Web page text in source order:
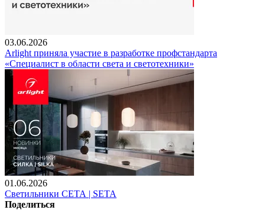
03.06.2026
Arlight приняла участие в разработке профстандарта
«Специалист в области света и светотехники»
01.06.2026
Светильники СЕТА | SETA
Поделиться